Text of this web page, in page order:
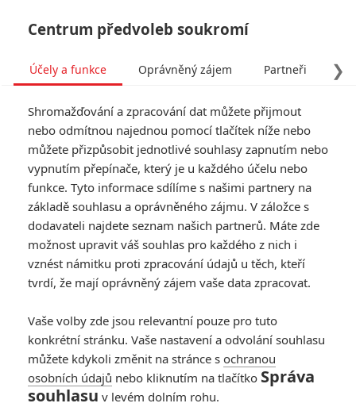
Dítě číslo 44
V Sovětského svazu 50. let
minulého století válečný hrdina a
idealistický vyšetřovatel Leo
Demidov věří v zákony i v režim.
mnohonásobném vrahovi, stane
se sám objektem státního
vyšetřovní. Vyjde totiž najevo, že
aparát o vraždách věděl a
toleroval je, protože Sovětský
svaz je zemí zaslíbenou, kde
Centrum předvoleb soukromí
❯
Účely a funkce Oprávněný zájem Partneři
Shromažďování a zpracování dat můžete přijmout
nebo odmítnou najednou pomocí tlačítek níže nebo
můžete přizpůsobit jednotlivé souhlasy zapnutím nebo
vypnutím přepínače, který je u každého účelu nebo
funkce. Tyto informace sdílíme s našimi partnery na
základě souhlasu a oprávněného zájmu. V záložce s
dodavateli najdete seznam našich partnerů. Máte zde
možnost upravit váš souhlas pro každého z nich i
vznést námitku proti zpracování údajů u těch, kteří
tvrdí, že mají oprávněný zájem vaše data zpracovat.
Vaše volby zde jsou relevantní pouze pro tuto
konkrétní stránku. Vaše nastavení a odvolání souhlasu
můžete kdykoli změnit na stránce s ochranou
osobních údajů nebo kliknutím na tlačítko Správa
souhlasu v levém dolním rohu.